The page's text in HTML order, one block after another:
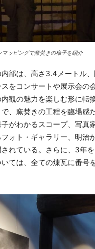
ッピングで窯焚きの様子を紹介
部は、高さ3.4メートル
をコンサートや展示会の
観の魅力を楽しむ形に転
、窯焚きの工程を臨場感
がわかるスコープ、写
ォト・ギャラリー、明治
れている。さらに、3年
ては、全ての煉瓦に番号